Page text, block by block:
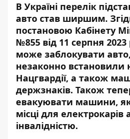
В Україні перелік
авто став ширшим.
постановою Кабінету
№855 від 11 серпня 2023
може заблокувати
незаконно
Нацгвардії, а також
держзнаків. Також
евакуювати машини,
місці для електрокарів
інвалідністю.